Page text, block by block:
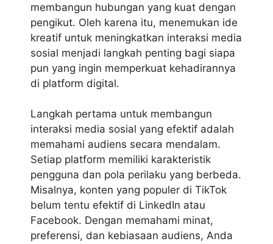
membangun hubungan yang kuat dengan
pengikut. Oleh karena itu, menemukan ide
kreatif untuk meningkatkan interaksi media
sosial menjadi langkah penting bagi siapa
pun yang ingin memperkuat kehadirannya
di platform digital.
Langkah pertama untuk membangun
interaksi media sosial yang efektif adalah
memahami audiens secara mendalam.
Setiap platform memiliki karakteristik
pengguna dan pola perilaku yang berbeda.
Misalnya, konten yang populer di TikTok
belum tentu efektif di LinkedIn atau
Facebook. Dengan memahami minat,
preferensi, dan kebiasaan audiens, Anda